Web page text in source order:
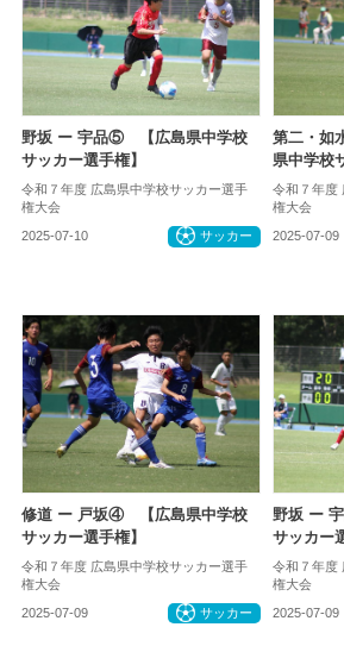
野坂 ー 宇品⑤ 【広島県中学校
サッカー選手権】
令和７年度 広島県中学校サッカー選手
権大会
2025-07-10 サッカー
第二・
県中学校
令和７年度
権大会
2025-07-09
修道 ー 戸坂④ 【広島県中学校
サッカー選手権】
令和７年度 広島県中学校サッカー選手
権大会
2025-07-09 サッカー
野坂 ー
サッカー
令和７年度
権大会
2025-07-09